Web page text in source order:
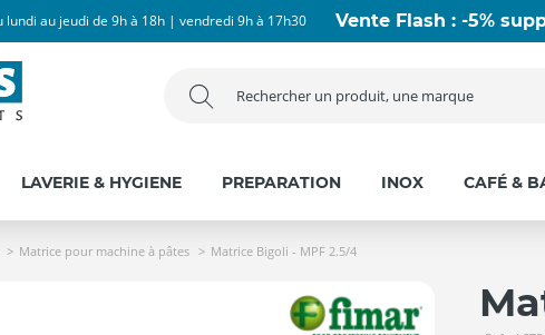
lundi au jeudi de 9h à 18h | vendredi 9h à 17h30 Vente Flash : -5%
LAVERIE & HYGIENE PREPARATION INOX CAFÉ &
Matrice pour machine à pâtes Matrice Bigoli - MPF 2.5/4